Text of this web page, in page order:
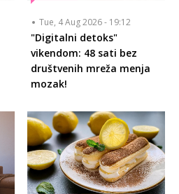
Tue, 4 Aug 2026 - 19:12
"Digitalni detoks"
vikendom: 48 sati bez
društvenih mreža menja
mozak!